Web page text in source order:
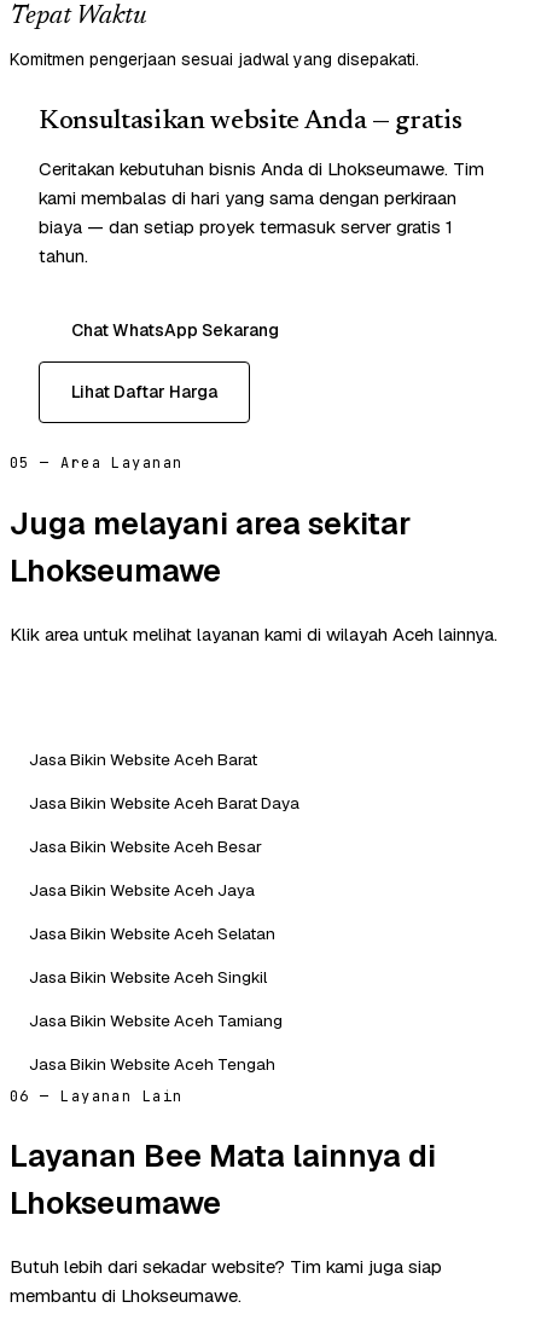
Tepat Waktu
Komitmen pengerjaan sesuai jadwal yang disepakati.
Konsultasikan website Anda — gratis
Ceritakan kebutuhan bisnis Anda di Lhokseumawe. Tim
kami membalas di hari yang sama dengan perkiraan
biaya — dan setiap proyek termasuk server gratis 1
tahun.
Chat WhatsApp Sekarang
Lihat Daftar Harga
05 — Area Layanan
Juga melayani area sekitar
Lhokseumawe
Klik area untuk melihat layanan kami di wilayah Aceh lainnya.
Jasa Bikin Website Aceh Barat
Jasa Bikin Website Aceh Barat Daya
Jasa Bikin Website Aceh Besar
Jasa Bikin Website Aceh Jaya
Jasa Bikin Website Aceh Selatan
Jasa Bikin Website Aceh Singkil
Jasa Bikin Website Aceh Tamiang
Jasa Bikin Website Aceh Tengah
06 — Layanan Lain
Layanan Bee Mata lainnya di
Lhokseumawe
Butuh lebih dari sekadar website? Tim kami juga siap
membantu di Lhokseumawe.